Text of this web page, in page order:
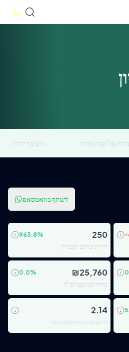
על עסקאות היצע דירות
לשתף בוואטסאפ
-
250
963.8%
דירות ובתים למכירה
₪25,760
0.0%
מחיר ממוצע למ"ר
2.14
התשואה הממוצעת בעיר